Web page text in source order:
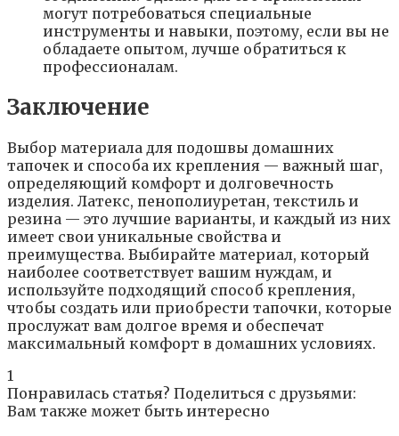
могут потребоваться специальные
инструменты и навыки, поэтому, если вы не
обладаете опытом, лучше обратиться к
профессионалам.
Заключение
Выбор материала для подошвы домашних
тапочек и способа их крепления — важный шаг,
определяющий комфорт и долговечность
изделия. Латекс, пенополиуретан, текстиль и
резина — это лучшие варианты, и каждый из них
имеет свои уникальные свойства и
преимущества. Выбирайте материал, который
наиболее соответствует вашим нуждам, и
используйте подходящий способ крепления,
чтобы создать или приобрести тапочки, которые
прослужат вам долгое время и обеспечат
максимальный комфорт в домашних условиях.
1
Понравилась статья? Поделиться с друзьями:
Вам также может быть интересно